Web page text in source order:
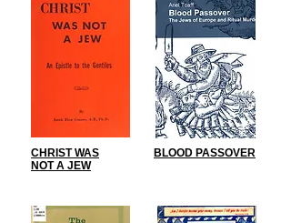
CHRIST WAS
NOT A JEW
BLOOD PASSOVER